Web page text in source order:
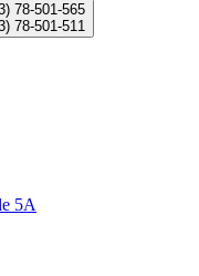
78-501-565
78-501-511
5A